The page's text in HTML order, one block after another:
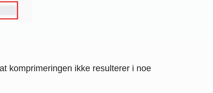
komprimeringen ikke resulterer i noe